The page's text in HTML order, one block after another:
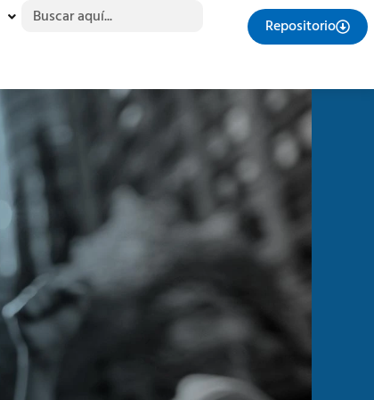
Buscar:
Repositorio